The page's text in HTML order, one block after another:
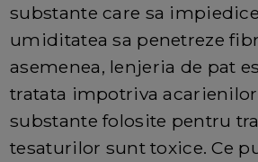
substante care sa
umiditatea sa penetreze
asemenea, lenjeria de pat
tratata impotriva
substante folosite pentru
tesaturilor sunt toxice. Ce